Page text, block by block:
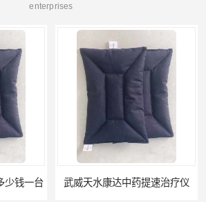
enterprises
少钱一台 武威天水康达中药提速治疗仪